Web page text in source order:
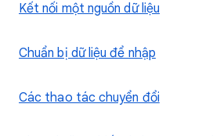
Kết nối một nguồn dữ liệu
Chuẩn bị dữ liệu để nhập
Các thao tác chuyển đổi